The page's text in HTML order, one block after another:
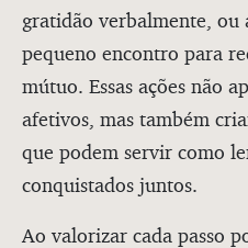
gratidão verbalmente, ou
pequeno encontro para
mútuo. Essas ações não
afetivos, mas também
que podem servir como
conquistados juntos.
Ao valorizar cada passo